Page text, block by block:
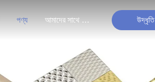
পণ্য আমাদের সাথে যোগাযোগ করুন উদ্ধৃতি